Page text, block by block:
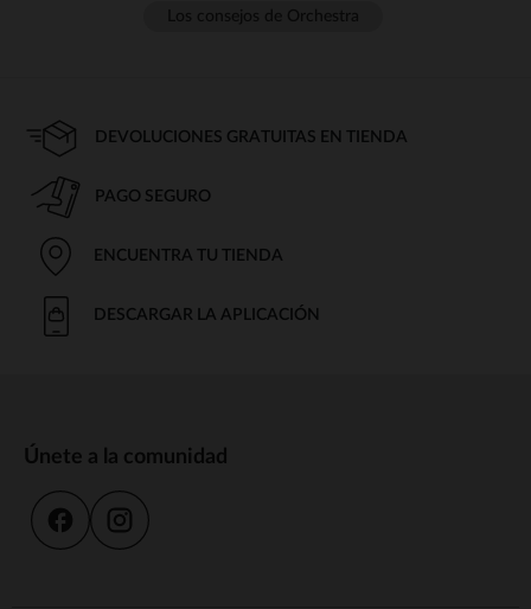
DEVOLUCIONES GRATUITAS EN TIENDA
PAGO SEGURO
ENCUENTRA TU TIENDA
DESCARGAR LA APLICACIÓN
Únete a la comunidad